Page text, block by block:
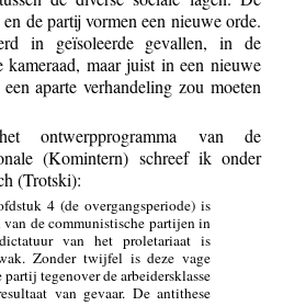
de partij vormen een nieuwe orde.
in geïsoleerde gevallen, in de
kameraad, maar juist in een nieuwe
aparte verhandeling zou moeten
ontwerpprogramma van de
(Komintern) schreef ik onder
(Trotski):
4 (de overgangsperiode) is
de communistische partijen in
van het proletariaat is
Zonder twijfel is deze vage
tegenover de arbeidersklasse
van gevaar. De antithese